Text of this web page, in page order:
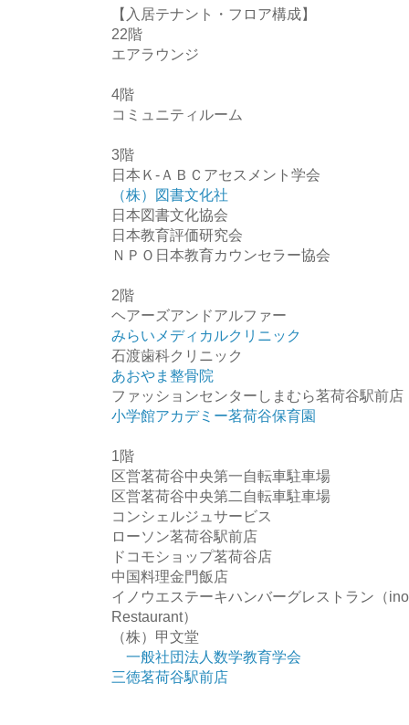
【入居テナント・フロア構成】
22階
エアラウンジ
4階
コミュニティルーム
3階
日本Ｋ-ＡＢＣアセスメント学会
（株）図書文化社
日本図書文化協会
日本教育評価研究会
ＮＰＯ日本教育カウンセラー協会
2階
ヘアーズアンドアルファー
みらいメディカルクリニック
石渡歯科クリニック
あおやま整骨院
ファッションセンターしまむら茗荷谷駅前店
小学館アカデミー茗荷谷保育園
1階
区営茗荷谷中央第一自転車駐車場
区営茗荷谷中央第二自転車駐車場
コンシェルジュサービス
ローソン茗荷谷駅前店
ドコモショップ茗荷谷店
中国料理金門飯店
イノウエステーキハンバーグレストラン（
Restaurant）
（株）甲文堂
一般社団法人数学教育学会
三徳茗荷谷駅前店